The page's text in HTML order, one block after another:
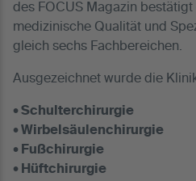
des FOCUS Magazin
medizinische Qualität und
gleich sechs Fachbereichen.
Ausgezeichnet wurde die
• Schulterchirurgie
• Wirbelsäulenchirurgie
• Fußchirurgie
• Hüftchirurgie